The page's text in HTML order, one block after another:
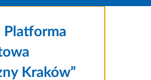
Platforma
Kraków”